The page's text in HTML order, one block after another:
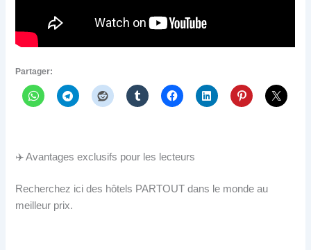
Partager:
✈️ Avantages exclusifs pour les lecteurs
Recherchez ici des hôtels PARTOUT dans le monde au
meilleur prix.